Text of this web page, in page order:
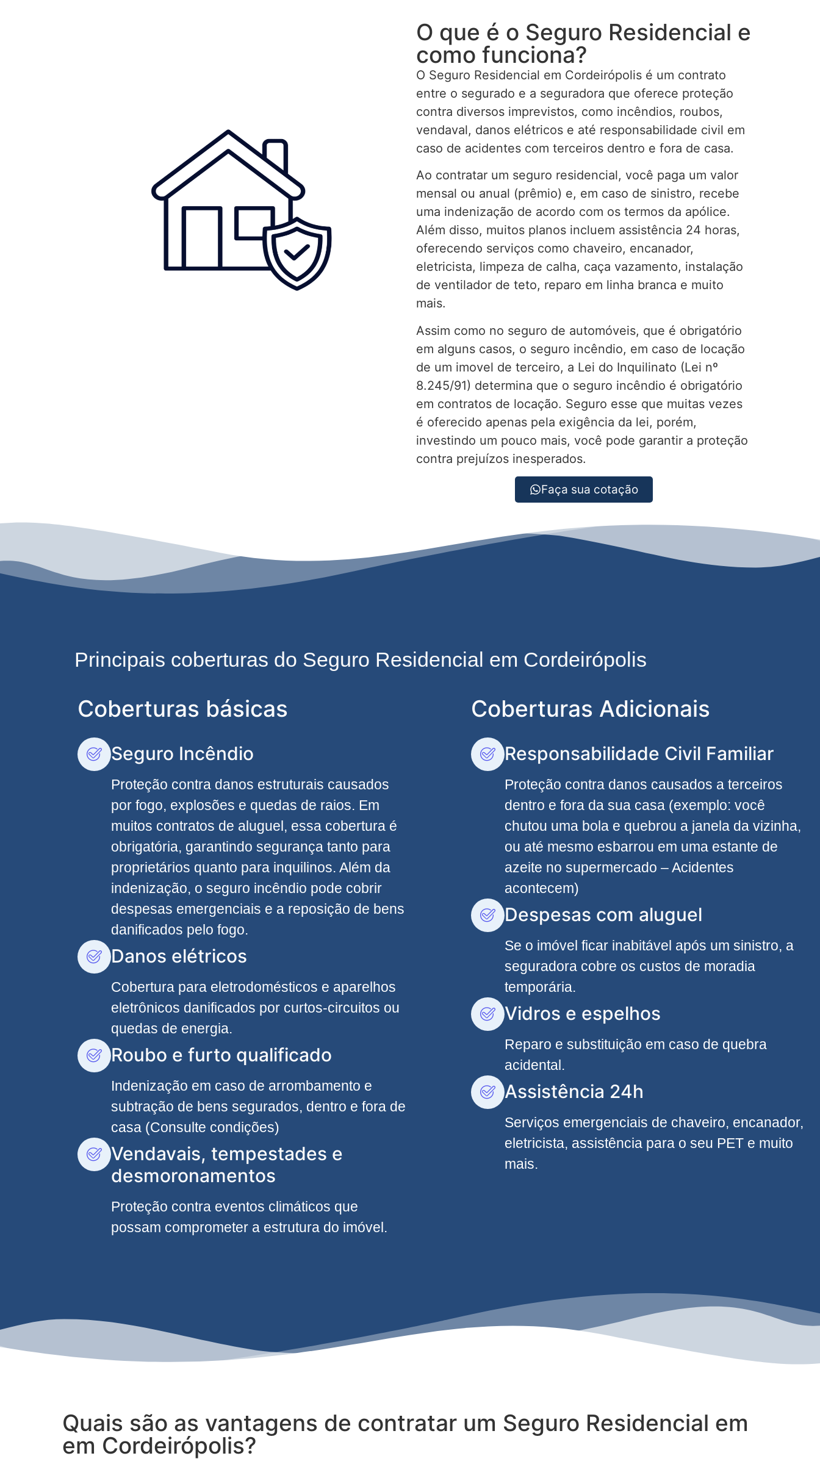
O que é o Seguro Residencial e
como funciona?
O Seguro Residencial em Cordeirópolis é um contrato
entre o segurado e a seguradora que oferece proteção
contra diversos imprevistos, como incêndios, roubos,
vendaval, danos elétricos e até responsabilidade civil em
caso de acidentes com terceiros dentro e fora de casa.
Ao contratar um seguro residencial, você paga um valor
mensal ou anual (prêmio) e, em caso de sinistro, recebe
uma indenização de acordo com os termos da apólice.
Além disso, muitos planos incluem assistência 24 horas,
oferecendo serviços como chaveiro, encanador,
eletricista, limpeza de calha, caça vazamento, instalação
de ventilador de teto, reparo em linha branca e muito
mais.
Assim como no seguro de automóveis, que é obrigatório
em alguns casos, o seguro incêndio, em caso de locação
de um imovel de terceiro, a Lei do Inquilinato (Lei nº
8.245/91) determina que o seguro incêndio é obrigatório
em contratos de locação. Seguro esse que muitas vezes
é oferecido apenas pela exigência da lei, porém,
investindo um pouco mais, você pode garantir a proteção
contra prejuízos inesperados.
Faça sua cotação
Principais coberturas do Seguro Residencial em Cordeirópolis
Coberturas básicas
Seguro Incêndio
Proteção contra danos estruturais causados
por fogo, explosões e quedas de raios. Em
muitos contratos de aluguel, essa cobertura é
obrigatória, garantindo segurança tanto para
proprietários quanto para inquilinos. Além da
indenização, o seguro incêndio pode cobrir
despesas emergenciais e a reposição de bens
danificados pelo fogo.
Danos elétricos
Cobertura para eletrodomésticos e aparelhos
eletrônicos danificados por curtos-circuitos ou
quedas de energia.
Roubo e furto qualificado
Indenização em caso de arrombamento e
subtração de bens segurados, dentro e fora de
casa (Consulte condições)
Vendavais, tempestades e
desmoronamentos
Proteção contra eventos climáticos que
possam comprometer a estrutura do imóvel.
Coberturas Adicionais
Responsabilidade Civil Familiar
Proteção contra danos causados a terceiros
dentro e fora da sua casa (exemplo: você
chutou uma bola e quebrou a janela da vizinha,
ou até mesmo esbarrou em uma estante de
azeite no supermercado – Acidentes
acontecem)
Despesas com aluguel
Se o imóvel ficar inabitável após um sinistro, a
seguradora cobre os custos de moradia
temporária.
Vidros e espelhos
Reparo e substituição em caso de quebra
acidental.
Assistência 24h
Serviços emergenciais de chaveiro, encanador,
eletricista, assistência para o seu PET e muito
mais.
Quais são as vantagens de contratar um Seguro Residencial em
em Cordeirópolis?